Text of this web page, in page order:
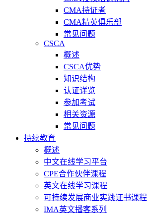
CMA持证者
CMA精英俱乐部
常见问题
CSCA
概述
CSCA优势
知识结构
认证详览
参加考试
相关资源
常见问题
持续教育
概述
中文在线学习平台
CPE合作伙伴课程
英文在线学习课程
可持续发展商业实践证书课程
IMA英文播客系列